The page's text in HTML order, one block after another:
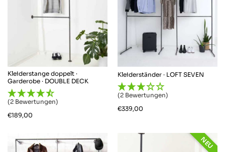
Kleiderstange doppelt ·
Garderobe · DOUBLE DECK
(2 Bewertungen)
€189,00
Kleiderständer · LOFT SEVEN
(2 Bewertungen)
€339,00
NEU